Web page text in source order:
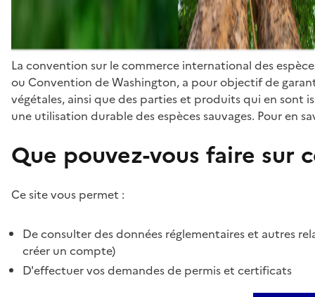
La convention sur le commerce international des
ou Convention de Washington, a pour objectif de
végétales, ainsi que des parties et produits qui en sont
une utilisation durable des espèces sauvages. Pour en
Que pouvez-vous faire sur
Ce site vous permet :
De consulter des données réglementaires et autres
créer un compte)
D'effectuer vos demandes de permis et certificats